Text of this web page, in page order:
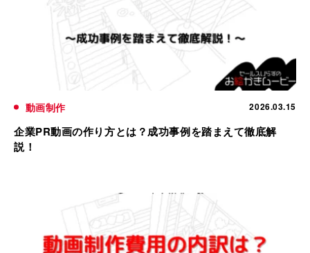
動画制作 2026.03.15
企業PR動画の作り方とは？成功事例を踏まえて徹底解
説！